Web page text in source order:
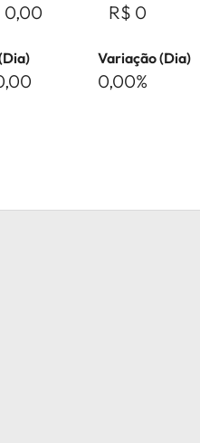
0,00 R$ 0
Variação (Dia)
0,00%